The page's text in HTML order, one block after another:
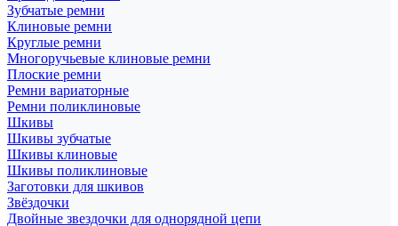
Зубчатые ремни
Клиновые ремни
Круглые ремни
Многоручьевые клиновые ремни
Плоские ремни
Ремни вариаторные
Ремни поликлиновые
Шкивы
Шкивы зубчатые
Шкивы клиновые
Шкивы поликлиновые
Заготовки для шкивов
Звёздочки
Двойные звездочки для однорядной цепи